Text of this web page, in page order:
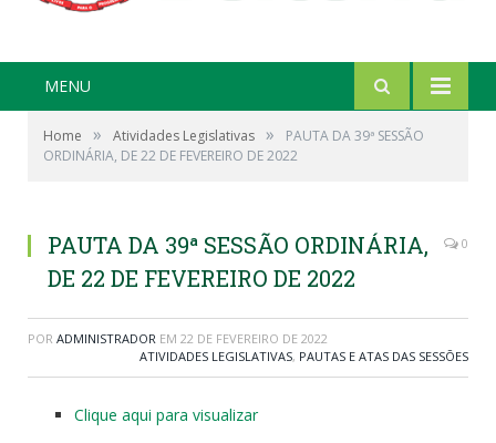
MENU
Home » Atividades Legislativas »
PAUTA DA 39ª SESSÃO
ORDINÁRIA, DE 22 DE FEVEREIRO DE 2022
PAUTA DA 39ª SESSÃO ORDINÁRIA,
DE 22 DE FEVEREIRO DE 2022
0
POR ADMINISTRADOR EM 22 DE FEVEREIRO DE 2022
ATIVIDADES LEGISLATIVAS, PAUTAS E ATAS DAS SESSÕES
Clique aqui para visualizar